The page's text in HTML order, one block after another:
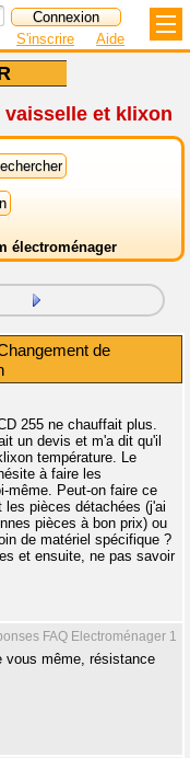
S'inscrire Aide
vaisselle et klixon
électroménager
de
255 ne chauffait plus.
un devis et m'a dit qu'il
température. Le
à faire les
même. Peut-on faire ce
les pièces détachées (j'ai
pièces à bon prix) ou
de matériel spécifique ?
et ensuite, ne pas savoir
FAQ Electroménager 1
vous même, résistance